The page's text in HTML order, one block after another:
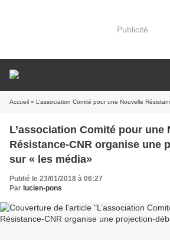
Publicité
Accueil » L’association Comité pour une Nouvelle Résistance-CNR
L’association Comité pour une
Résistance-CNR organise une
sur « les média»
Publié le 23/01/2018 à 06:27
Par lucien-pons